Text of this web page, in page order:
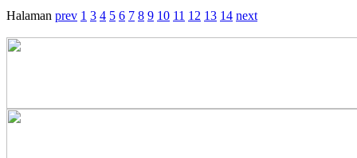
Halaman prev 1 3 4 5 6 7 8 9 10 11 12 13 14 next